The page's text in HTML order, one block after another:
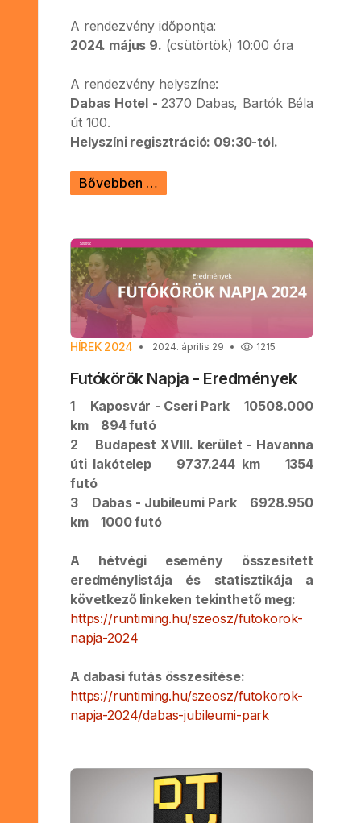
A rendezvény időpontja:
2024. május 9. (csütörtök) 10:00 óra
A rendezvény helyszíne:
Dabas Hotel - 2370 Dabas, Bartók Béla
út 100.
Helyszíni regisztráció: 09:30-tól.
Bővebben …
HÍREK 2024 2024. április 29 1215
Futókörök Napja - Eredmények
1 Kaposvár - Cseri Park 10508.000
km 894 futó
2 Budapest XVIII. kerület - Havanna
úti lakótelep 9737.244 km 1354
futó
3 Dabas - Jubileumi Park 6928.950
km 1000 futó
A hétvégi esemény összesített
eredménylistája és statisztikája a
következő linkeken tekinthető meg:
https://runtiming.hu/szeosz/futokorok-
napja-2024
A dabasi futás összesítése:
https://runtiming.hu/szeosz/futokorok-
napja-2024/dabas-jubileumi-park